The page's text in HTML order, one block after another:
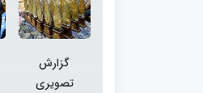
گزارش
تصویری